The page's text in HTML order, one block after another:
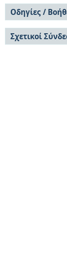
Ανά
Έκδοσης
Συγγραφείς
Τίτλοι
Θέματα
Σύνδεση
Εγγραφή
Οδηγίες /
Οδηγίες
Οδηγίες Χρήσης
Συχνές
Σχετικοί